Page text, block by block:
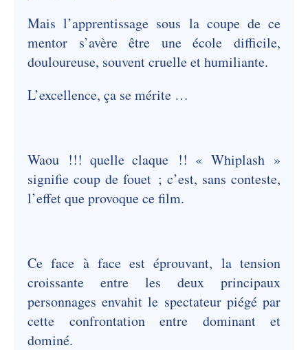
Mais l’apprentissage sous la coupe de ce
mentor s’avère être une école difficile,
douloureuse, souvent cruelle et humiliante.
L’excellence, ça se mérite …
Waou !!! quelle claque !! « Whiplash »
signifie coup de fouet ; c’est, sans conteste,
l’effet que provoque ce film.
Ce face à face est éprouvant, la tension
croissante entre les deux principaux
personnages envahit le spectateur piégé par
cette confrontation entre dominant et
dominé.